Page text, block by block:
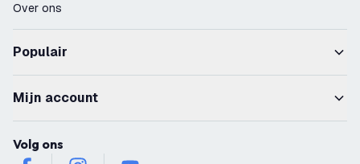
Over ons
Populair
Mijn account
Volg ons